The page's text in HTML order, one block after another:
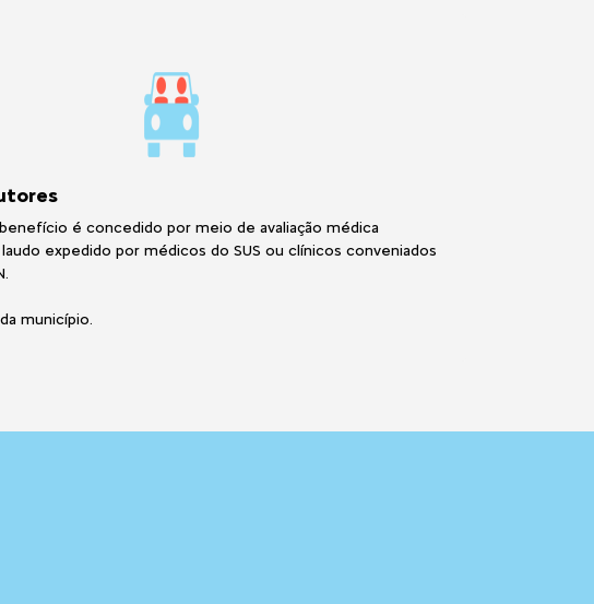
é concedido por meio de avaliação médica
expedido por médicos do SUS ou clínicos conveniados
município.